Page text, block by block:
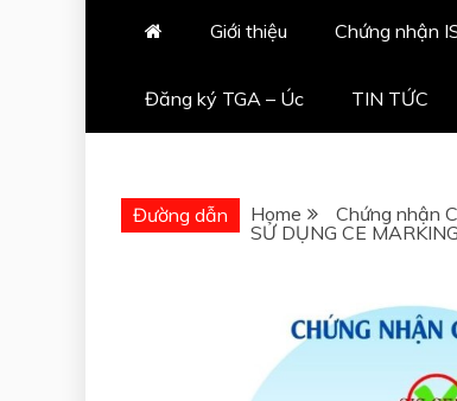
Giới thiệu Chứng nhận
Đăng ký TGA – Úc TIN TỨC
Đường dẫn Home
Chứng nhận
SỬ DỤNG CE